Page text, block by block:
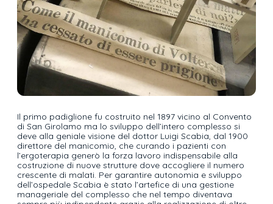
Il primo padiglione fu costruito nel 1897 vicino al Convento
di San Girolamo ma lo sviluppo dell’intero complesso si
deve alla geniale visione del dottor Luigi Scabia, dal 1900
direttore del manicomio, che curando i pazienti con
l’ergoterapia generò la forza lavoro indispensabile alla
costruzione di nuove strutture dove accogliere il numero
crescente di malati. Per garantire autonomia e sviluppo
dell’ospedale Scabia è stato l’artefice di una gestione
manageriale del complesso che nel tempo diventava